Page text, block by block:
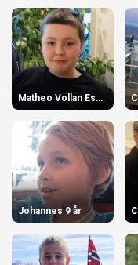
Matheo Vollan Espejord 14 år
Johannes 9 år